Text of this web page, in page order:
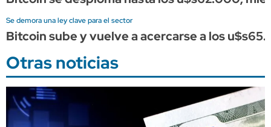
Se demora una ley clave para el sector
Bitcoin sube y vuelve a acercarse a los
Otras noticias